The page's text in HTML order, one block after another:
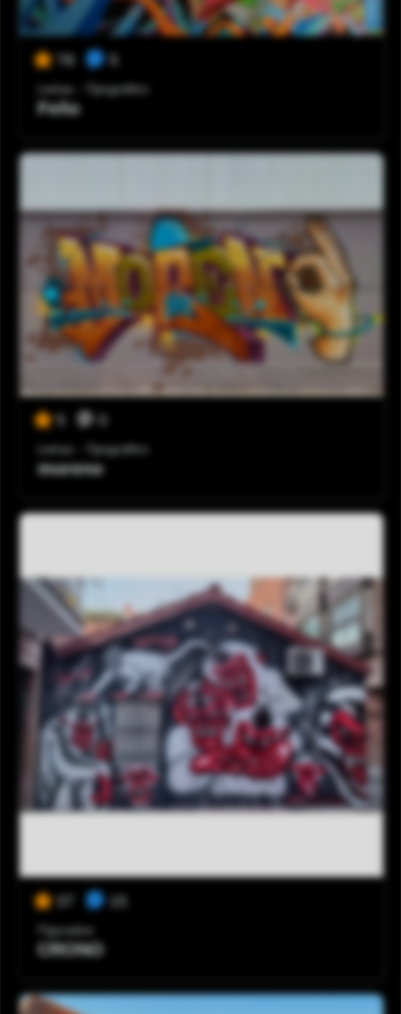
78
Letras - Tipográfico
Feño
Letras - Tipográfico
moreno
37 15
Figurativo
CRONO